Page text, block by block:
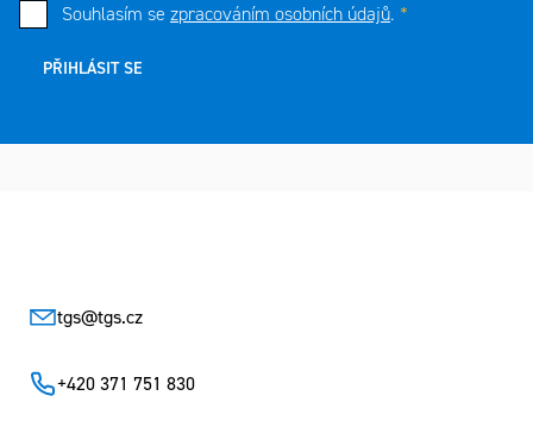
Souhlasím se zpracováním osobních údajů.
PŘIHLÁSIT SE
tgs@tgs.cz
+420 371 751 830